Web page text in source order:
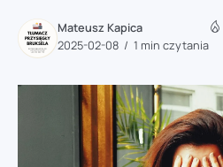
Mateusz Kapica
2025-02-08
1 min czytania